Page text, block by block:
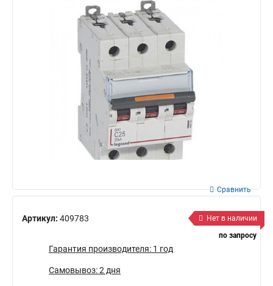
Артикул: 409783
Сравнить
Нет в наличии
по запросу
Гарантия производителя: 1 год
Самовывоз: 2 дня